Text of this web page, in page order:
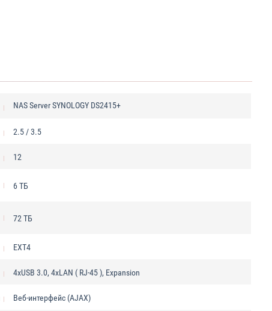
NAS Server SYNOLOGY DS2415+
2.5 / 3.5
12
6 ТБ
72 ТБ
EXT4
4xUSB 3.0, 4xLAN ( RJ-45 ), Expansion
Веб-интерфейс (AJAX)